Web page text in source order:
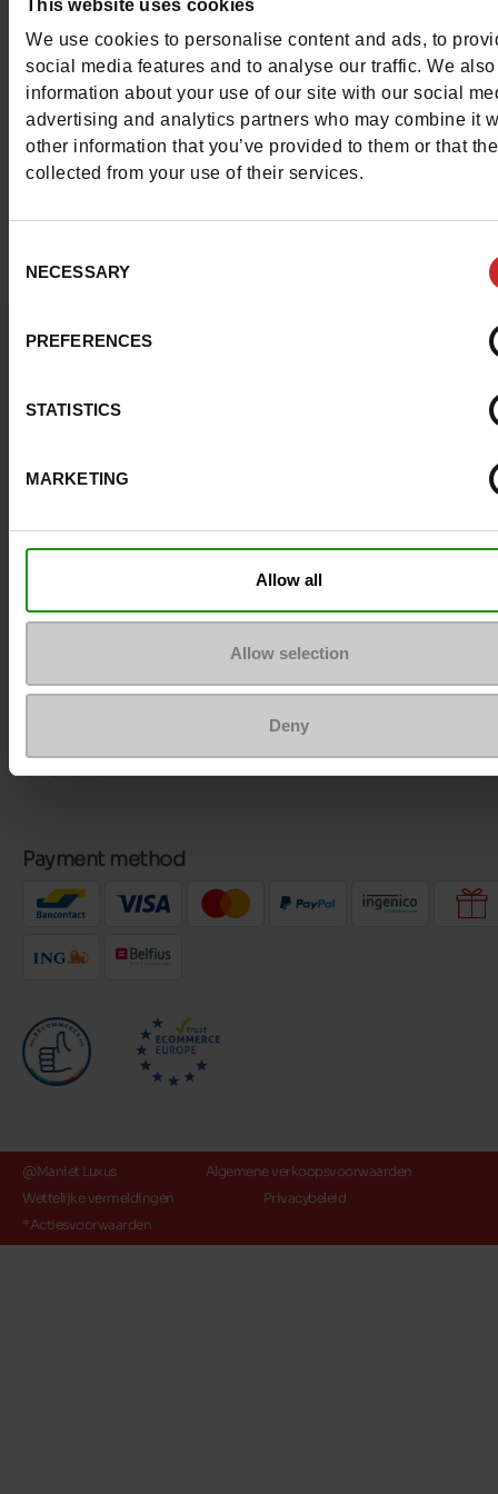
This website uses cookies
We use cookies to personalise content and ads, to
social media features and to analyse our traffic. We
information about your use of our site with our social
advertising and analytics partners who may combine it
other information that you’ve provided to them or that
collected from your use of their services.
Selection
NECESSARY
PREFERENCES
STATISTICS
MARKETING
Allow all
Allow selection
Deny
winkel te komen om uw kind het paar te laten
dat u aanspreekt. Onze medewerkers geven u
persoonlijk advies, zodat uw kind naar huis gaat
het paar schoenen dat het beste bij zijn of haar
past. U kunt er ook voor kiezen om online te
deze winkel. Met een paar klikken wordt uw
Vraagje ?
Meer contactopties
Klantenservice
Over ons
Payment method
@Maniet Luxus
Algemene verkoopsvoorwaarden
Wettelijke vermeldingen
Privacybeleid
*Actiesvoorwaarden